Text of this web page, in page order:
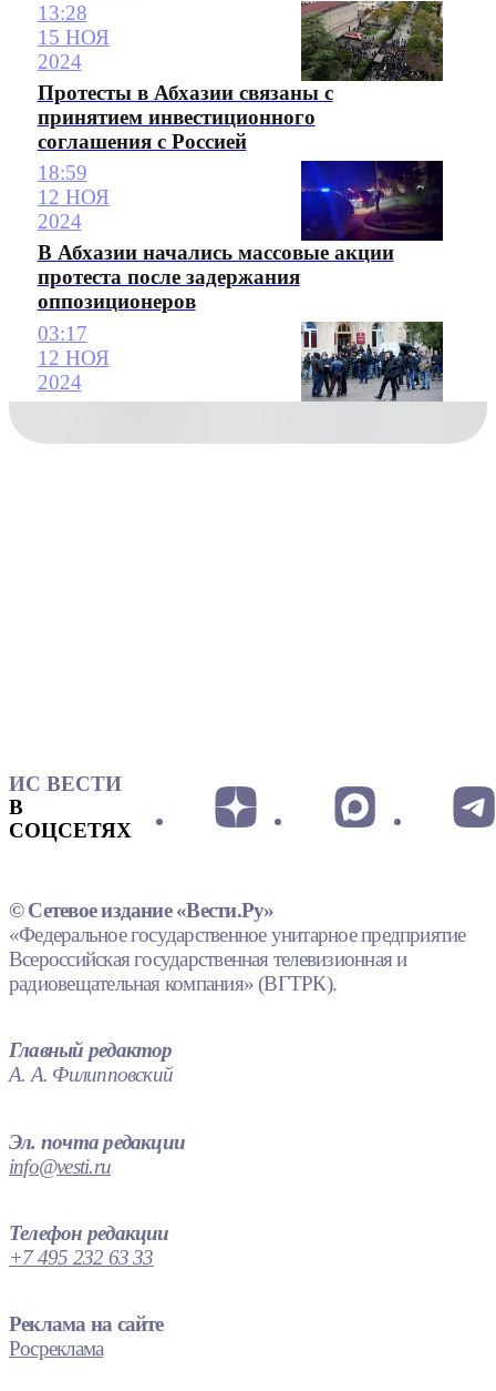
13:28
15 НОЯ
2024
Протесты в Абхазии связаны с
принятием инвестиционного
соглашения с Россией
18:59
12 НОЯ
2024
В Абхазии начались массовые акции
протеста после задержания
оппозиционеров
03:17
12 НОЯ
2024
ИС ВЕСТИ
В
СОЦСЕТЯХ
© Сетевое издание «Вести.Ру»
«Федеральное государственное унитарное предприятие
Всероссийская государственная телевизионная и
радиовещательная компания» (ВГТРК).
Главный редактор
А. А. Филипповский
Эл. почта редакции
info@vesti.ru
Телефон редакции
+7 495 232 63 33
Реклама на сайте
Росреклама